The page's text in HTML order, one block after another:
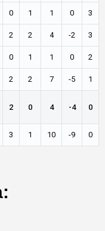
0 1 1 0 3
2 2 4 -2 3
0 1 1 0 2
2 2 7 -5 1
2 0 4 -4 0
3 1 10 -9 0